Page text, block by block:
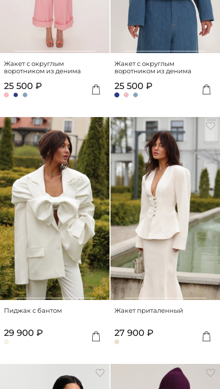
Жакет с округлым
воротником из денима
25 500 ₽
Жакет с округлым
воротником из денима
25 500 ₽
Пиджак с бантом
29 900 ₽
Жакет приталенный
27 900 ₽